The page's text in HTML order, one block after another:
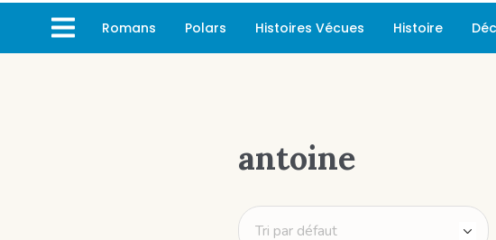
Romans Polars Histoires Vécues Histoire
antoine